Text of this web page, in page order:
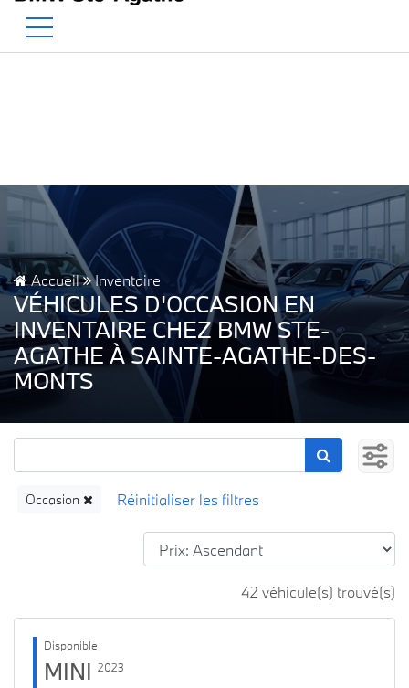
Accueil Inventaire
VÉHICULES D'OCCASION EN
INVENTAIRE CHEZ BMW STE-
AGATHE À SAINTE-AGATHE-DES-
MONTS
Occasion
42 véhicule(s) trouvé(s)
Disponible
MINI 2023